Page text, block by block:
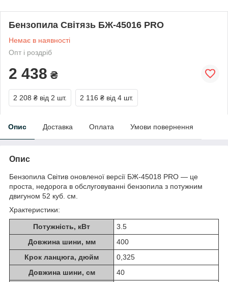
Бензопила Світязь БЖ-45016 PRO
Немає в наявності
Опт і роздріб
2 438 ₴
2 208 ₴ від 2 шт. 2 116 ₴ від 4 шт.
Опис Доставка Оплата Умови повернення
Опис
Бензопила Світив оновленої версії БЖ-45018 PRO — це
проста, недорога в обслуговуванні бензопила з потужним
двигуном 52 куб. см.
Храктеристики:
Потужність, кВт
3.5
Довжина шини, мм
400
Крок ланцюга, дюйм
0,325
Довжина шини, см
40